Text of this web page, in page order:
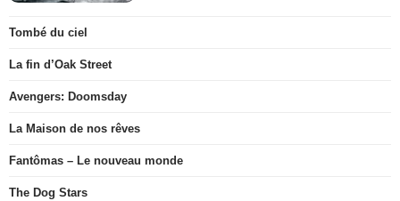
Tombé du ciel
La fin d’Oak Street
Avengers: Doomsday
La Maison de nos rêves
Fantômas – Le nouveau monde
The Dog Stars